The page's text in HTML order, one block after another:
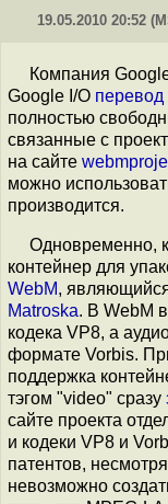
19.05.2010 20:52
Компания
Google I/O перевод
полностью
связанные с
на сайте
можно
производится.
Одновременно,
контейнер для
WebM,
Matroska. В WebM
кодека VP8, а
формате Vorbis.
поддержка
тэгом "video" сразу
сайте проекта
и кодеки VP8 и
патентов,
невозможно